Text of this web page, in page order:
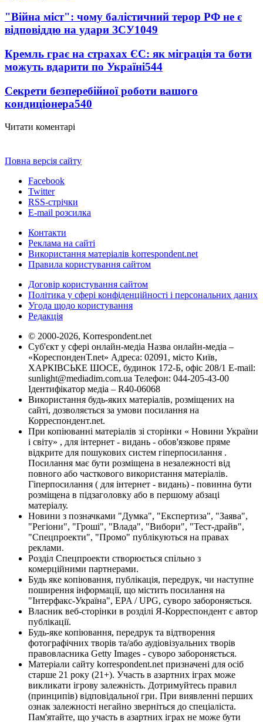
"Війна міст": чому балістичний терор РФ не є
відповіддю на удари ЗСУ1049
Кремль грає на страхах ЄС: як міграція та боти
можуть вдарити по Україні544
Секрети безперебійної роботи вашого
кондиціонера540
Читати коментарі
Повна версія сайту
Facebook
Twitter
RSS-стрічки
E-mail розсилка
Контакти
Реклама на сайті
Використання матеріалів korrespondent.net
Правила користування сайтом
Договір користування сайтом
Політика у сфері конфіденційності і персональних даних
Угода щодо користування
Редакція
© 2000-2026, Korrespondent.net
Суб'єкт у сфері онлайн-медіа Назва онлайн-медіа –
«КореспонденТ.net» Адреса: 02091, місто Київ,
ХАРКІВСЬКЕ ШОСЕ, будинок 172-Б, офіс 208/1 E-mail:
sunlight@mediadim.com.ua Телефон: 044-205-43-00
Ідентифікатор медіа – R40-06068
Використання будь-яких матеріалів, розміщених на
сайті, дозволяється за умови посилання на
Корреспондент.net.
При копіюванні матеріалів зі сторінки « Новини України
і світу» , для інтернет - видань - обов'язкове пряме
відкрите для пошукових систем гіперпосилання .
Посилання має бути розміщена в незалежності від
повного або часткового використання матеріалів.
Гіперпосилання ( для інтернет - видань) - повинна бути
розміщена в підзаголовку або в першому абзаці
матеріалу.
Новини з позначками "Думка", "Експертиза", "Заява",
"Регіони", "Гроші", "Влада", "Вибори", "Тест-драйв",
"Спецпроекти", "Промо" публікуються на правах
реклами.
Розділ Спецпроекти створюється спільно з
комерційними партнерами.
Будь яке копіювання, публікація, передрук, чи наступне
поширення інформації, що містить посилання на
"Інтерфакс-Україна", EPA / UPG, суворо забороняється.
Власник веб-сторінки в розділі Я-Корреспондент є автор
публікації.
Будь-яке копіювання, передрук та відтворення
фотографічних творів та/або аудіовізуальних творів
правовласника Getty Images - суворо забороняється.
Матеріали сайту korrespondent.net призначені для осіб
старше 21 року (21+). Участь в азартних іграх може
викликати ігрову залежність. Дотримуйтесь правил
(принципів) відповідальної гри. При виявленні перших
ознак залежності негайно зверніться до спеціаліста.
Пам'ятайте, що участь в азартних іграх не може бути